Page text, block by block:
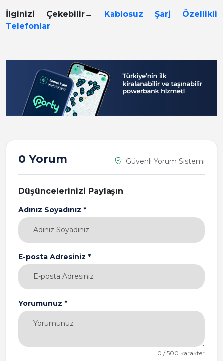
İlginizi Çekebilir→
Kablosuz Şarj Özellikli
Telefonlar
0 Yorum Güvenli Yorum Sistemi
Düşüncelerinizi Paylaşın
Adınız Soyadınız *
E-posta Adresiniz *
Yorumunuz *
0 / 500 karakter